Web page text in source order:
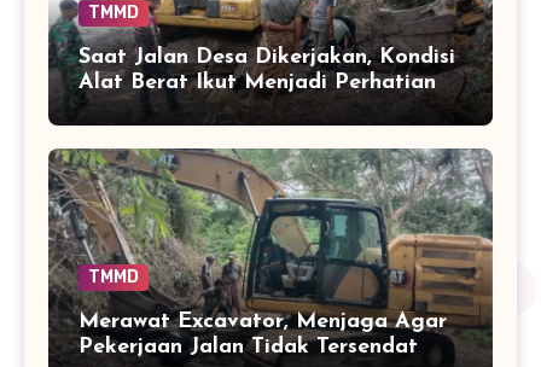
TMMD
Saat Jalan Desa Dikerjakan, Kondisi
Alat Berat Ikut Menjadi Perhatian
TMMD
Merawat Excavator, Menjaga Agar
Pekerjaan Jalan Tidak Tersendat